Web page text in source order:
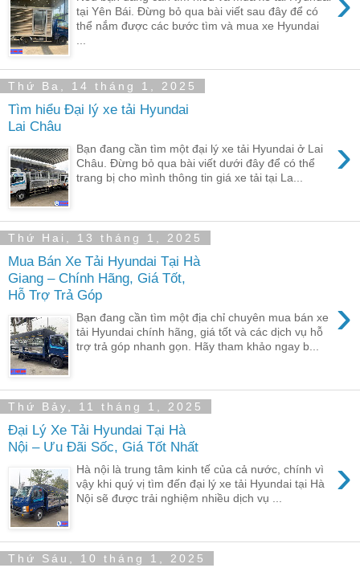
tại Yên Bái. Đừng bỏ qua bài viết sau đây để có
thể nắm được các bước tìm và mua xe Hyundai
...
Thứ Ba, 14 tháng 1, 2025
Tìm hiểu Đại lý xe tải Hyundai
Lai Châu
›
Bạn đang cần tìm một đại lý xe tải Hyundai ở Lai
Châu. Đừng bỏ qua bài viết dưới đây để có thể
trang bị cho mình thông tin giá xe tải tại La...
Thứ Hai, 13 tháng 1, 2025
Mua Bán Xe Tải Hyundai Tại Hà
Giang – Chính Hãng, Giá Tốt,
Hỗ Trợ Trả Góp
›
Bạn đang cần tìm một địa chỉ chuyên mua bán xe
tải Hyundai chính hãng, giá tốt và các dịch vụ hỗ
trợ trả góp nhanh gọn. Hãy tham khảo ngay b...
Thứ Bảy, 11 tháng 1, 2025
Đại Lý Xe Tải Hyundai Tại Hà
Nội – Ưu Đãi Sốc, Giá Tốt Nhất
›
Hà nội là trung tâm kinh tế của cả nước, chính vì
vậy khi quý vị tìm đến đại lý xe tải Hyundai tại Hà
Nội sẽ được trải nghiệm nhiều dịch vụ ...
Thứ Sáu, 10 tháng 1, 2025